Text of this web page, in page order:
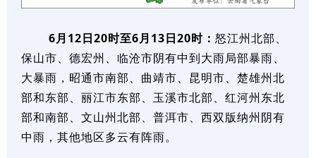
6月12日20时至6月13日20时： 怒江州北部、
保山市、德宏州、临沧市阴有中到大雨局部暴雨、
大暴雨，昭通市南部、曲靖市、昆明市、楚雄州北
部和东部、丽江市东部、玉溪市北部、红河州东北
部和南部、文山州北部、普洱市、西双版纳州阴有
中雨，其他地区多云有阵雨。